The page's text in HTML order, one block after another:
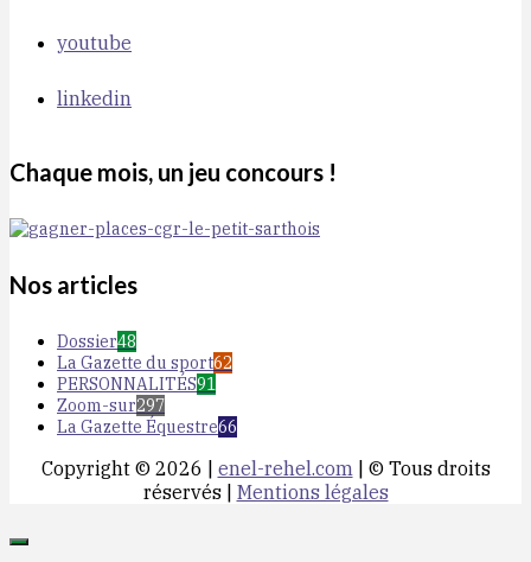
youtube
linkedin
Chaque mois, un jeu concours !
Nos articles
Dossier48
La Gazette du sport62
PERSONNALITÉS91
Zoom-sur297
La Gazette Équestre66
Copyright © 2026 | enel-rehel.com| © Tous droits
réservés | Mentions légales